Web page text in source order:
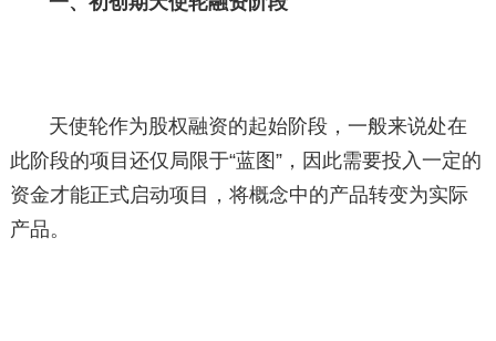
天使轮作为股权融资的起始阶段，一般来说处在
此阶段的项目还仅局限于“蓝图”，因此需要投入一定的
资金才能正式启动项目，将概念中的产品转变为实际
产品。